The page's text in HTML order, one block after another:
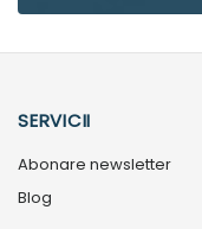
SERVICII
Abonare newsletter
Blog